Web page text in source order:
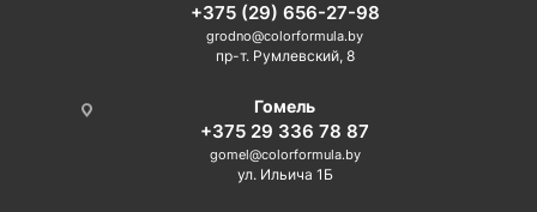
+375 (29) 656-27-98
grodno@colorformula.by
пр-т. Румлевский, 8
Гомель
+375 29 336 78 87
gomel@colorformula.by
ул. Ильича 1Б